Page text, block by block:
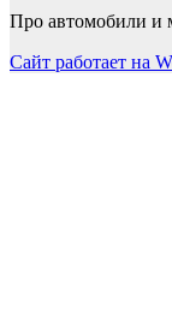
Про автомобили и
Сайт работает на